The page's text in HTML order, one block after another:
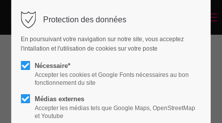
Login
Benutzername
Headline with Type-Effect
Lorem ipsum dolor sit amet, consectetuer
adipiscing elit. Aenean commodo ligula eget
Protection des données
En poursuivant votre navigation sur notre site, vous acceptez
l'intallation et l'utilisation de cookies sur votre poste
Nécessaire*
Accepter les cookies et Google Fonts nécessaires au bon
fonctionnement du site
Médias externes
Accepter les médias tels que Google Maps, OpenStreetMap
et Youtube